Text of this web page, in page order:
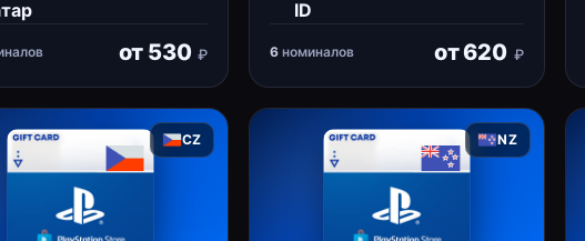
от 530 ₽
ID
6 номиналов от620 ₽
CZ NZ